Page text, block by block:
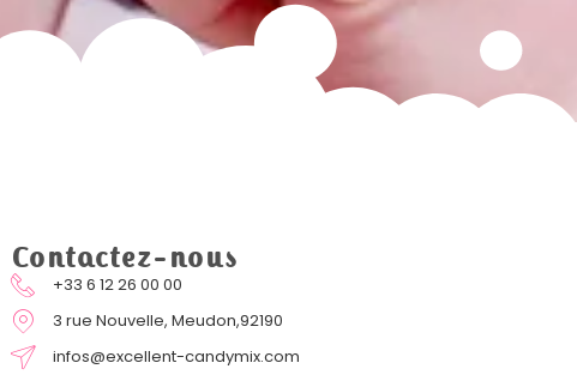
Contactez-nous
+33 6 12 26 00 00
3 rue Nouvelle, Meudon,92190
infos@excellent-candymix.com